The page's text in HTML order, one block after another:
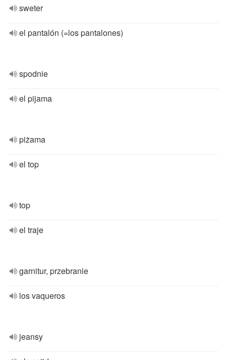
sweter
el pantalón (=los pantalones)
spodnie
el pijama
piżama
el top
top
el traje
garnitur, przebranie
los vaqueros
jeansy